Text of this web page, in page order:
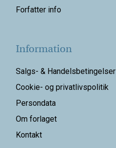
Forfatter info
Information
Salgs- & Handelsbetingelser
Cookie- og privatlivspolitik
Persondata
Om forlaget
Kontakt